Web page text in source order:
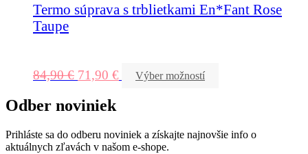
Termo súprava s trblietkami En*Fant Rose
Taupe
84,90€ 71,90 € Výber možností
Odber noviniek
Prihláste sa do odberu noviniek a získajte najnovšie info o
aktuálnych zľavách v našom e-shope.